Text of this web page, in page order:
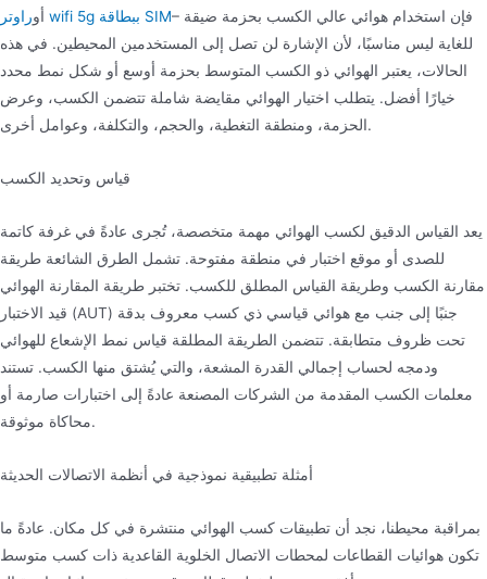
أو
راوتر wifi 5g ببطاقة SIM– فإن استخدام هوائي عالي الكسب بحزمة ضيقة
للغاية ليس مناسبًا، لأن الإشارة لن تصل إلى المستخدمين المحيطين. في هذه
الحالات، يعتبر الهوائي ذو الكسب المتوسط بحزمة أوسع أو شكل نمط محدد
خيارًا أفضل. يتطلب اختيار الهوائي مقايضة شاملة تتضمن الكسب، وعرض
الحزمة، ومنطقة التغطية، والحجم، والتكلفة، وعوامل أخرى.
قياس وتحديد الكسب
يعد القياس الدقيق لكسب الهوائي مهمة متخصصة، تُجرى عادةً في غرفة كاتمة
للصدى أو موقع اختبار في منطقة مفتوحة. تشمل الطرق الشائعة طريقة
مقارنة الكسب وطريقة القياس المطلق للكسب. تختبر طريقة المقارنة الهوائي
قيد الاختبار (AUT) جنبًا إلى جنب مع هوائي قياسي ذي كسب معروف بدقة
تحت ظروف متطابقة. تتضمن الطريقة المطلقة قياس نمط الإشعاع للهوائي
ودمجه لحساب إجمالي القدرة المشعة، والتي يُشتق منها الكسب. تستند
معلمات الكسب المقدمة من الشركات المصنعة عادةً إلى اختبارات صارمة أو
محاكاة موثوقة.
أمثلة تطبيقية نموذجية في أنظمة الاتصالات الحديثة
بمراقبة محيطنا، نجد أن تطبيقات كسب الهوائي منتشرة في كل مكان. عادةً ما
تكون هوائيات القطاعات لمحطات الاتصال الخلوية القاعدية ذات كسب متوسط